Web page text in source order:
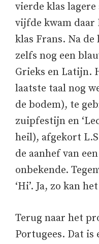
vierde klas
vijfde kwam daar
klas Frans. Na
zelfs nog een
Grieks en Latijn.
laatste taal nog
de bodem), te
zuipfestijn en
heil), afgekort
de aanhef van
onbekende.
‘Hi’. Ja, zo kan
Terug naar het
Portugees. Dat is